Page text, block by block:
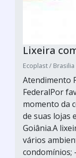
Lixeira
Ecoplast / Brasilia
Atendimento
FederalPor
momento da
de suas lojas
Goiânia.A
vários
condomínios;